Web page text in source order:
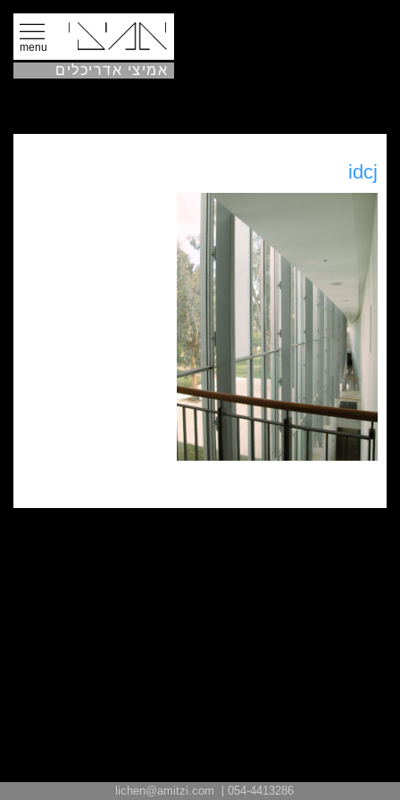
אמיצי אדריכלים
menu
idcj
054-4413286
lichen@amitzi.com